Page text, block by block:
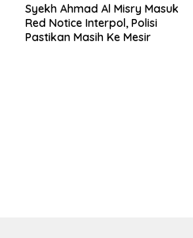
Syekh Ahmad Al Misry Masuk
Red Notice Interpol, Polisi
Pastikan Masih Ke Mesir